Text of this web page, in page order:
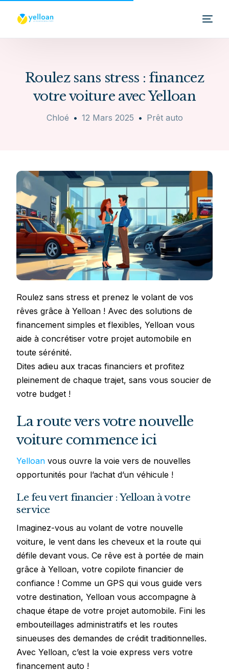
Roulez sans stress : financez
votre voiture avec Yelloan
Chloé 12 Mars 2025 Prêt auto
Roulez sans stress et prenez le volant de vos
rêves grâce à Yelloan ! Avec des solutions de
financement simples et flexibles, Yelloan vous
aide à concrétiser votre projet automobile en
toute sérénité.
Dites adieu aux tracas financiers et profitez
pleinement de chaque trajet, sans vous soucier de
votre budget !
La route vers votre nouvelle
voiture commence ici
Yelloan vous ouvre la voie vers de nouvelles
opportunités pour l’achat d’un véhicule !
Le feu vert financier : Yelloan à votre
service
Imaginez-vous au volant de votre nouvelle
voiture, le vent dans les cheveux et la route qui
défile devant vous. Ce rêve est à portée de main
grâce à Yelloan, votre copilote financier de
confiance ! Comme un GPS qui vous guide vers
votre destination, Yelloan vous accompagne à
chaque étape de votre projet automobile. Fini les
embouteillages administratifs et les routes
sinueuses des demandes de crédit traditionnelles.
Avec Yelloan, c’est la voie express vers votre
financement auto !